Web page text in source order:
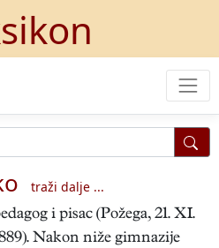
traži dalje ...
i pisac (Požega, 21. XI.
Nakon niže gimnazije